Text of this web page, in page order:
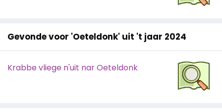
Gevonde voor 'Oeteldonk' uit 't jaar 2024
Krabbe vliege n'uit nar Oeteldonk